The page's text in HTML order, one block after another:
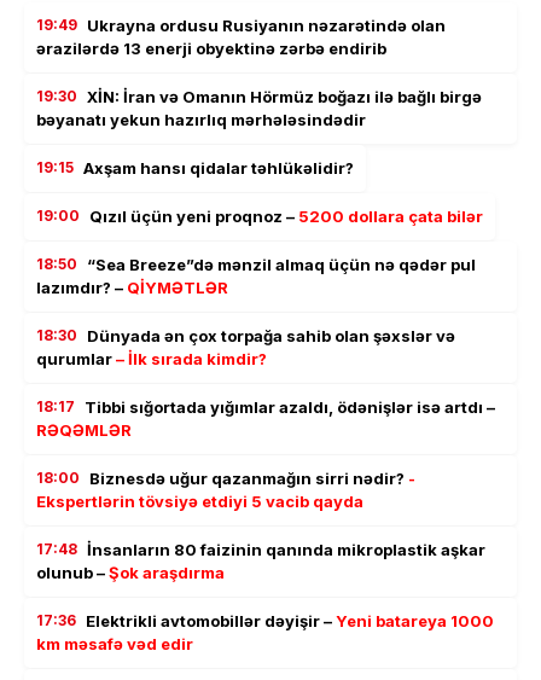
19:49 Ukrayna ordusu Rusiyanın nəzarətində olan
ərazilərdə 13 enerji obyektinə zərbə endirib
19:30 XİN: İran və Omanın Hörmüz boğazı ilə bağlı birgə
bəyanatı yekun hazırlıq mərhələsindədir
19:15 Axşam hansı qidalar təhlükəlidir?
19:00 Qızıl üçün yeni proqnoz – 5200 dollara çata bilər
18:50
“Sea Breeze”də mənzil almaq üçün nə qədər pul
lazımdır? – QİYMƏTLƏR
18:30
Dünyada ən çox torpağa sahib olan şəxslər və
qurumlar– İlk sırada kimdir?
18:17
Tibbi sığortada yığımlar azaldı, ödənişlər isə artdı –
RƏQƏMLƏR
18:00 Biznesdə uğur qazanmağın sirri nədir? -
Ekspertlərin tövsiyə etdiyi 5 vacib qayda
17:48 İnsanların 80 faizinin qanında mikroplastik aşkar
olunub –Şok araşdırma
17:36 Elektrikli avtomobillər dəyişir –Yeni batareya 1000
km məsafə vəd edir